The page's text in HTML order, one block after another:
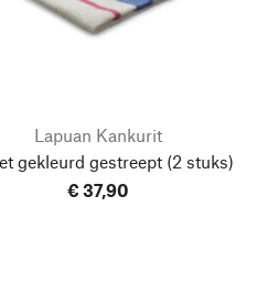
Lapuan Kankurit
gekleurd gestreept (2 stuks)
€ 37,90